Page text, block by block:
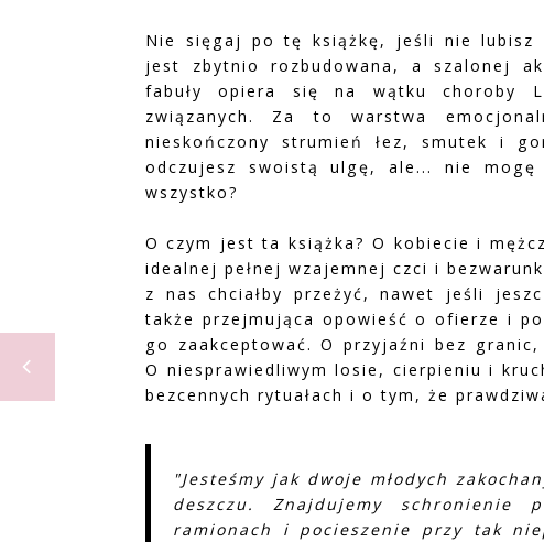
Nie sięgaj po tę książkę, jeśli nie lubisz
jest zbytnio rozbudowana, a szalonej
fabuły opiera się na wątku choroby
związanych. Za to warstwa
nieskończony strumień łez, smutek i
odczujesz swoistą ulgę, ale... nie
wszystko?
O czym jest ta książka? O kobiecie i
idealnej pełnej wzajemnej czci i
z nas chciałby przeżyć, nawet jeśli
także przejmująca opowieść o ofierze i
go zaakceptować. O przyjaźni bez
O niesprawiedliwym losie, cierpieniu i
bezcennych rytuałach i o tym, że
"Jesteśmy jak dwoje młodych
deszczu. Znajdujemy schronienie
ramionach i pocieszenie przy tak